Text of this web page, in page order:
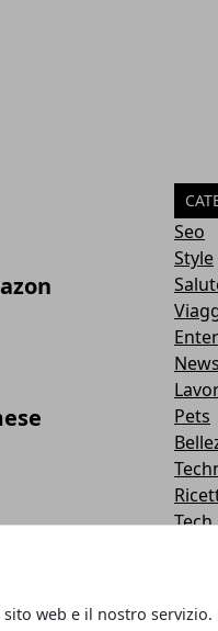
web e il nostro servizio.
ai tempi
Seo
Style
News
Pets
Tech